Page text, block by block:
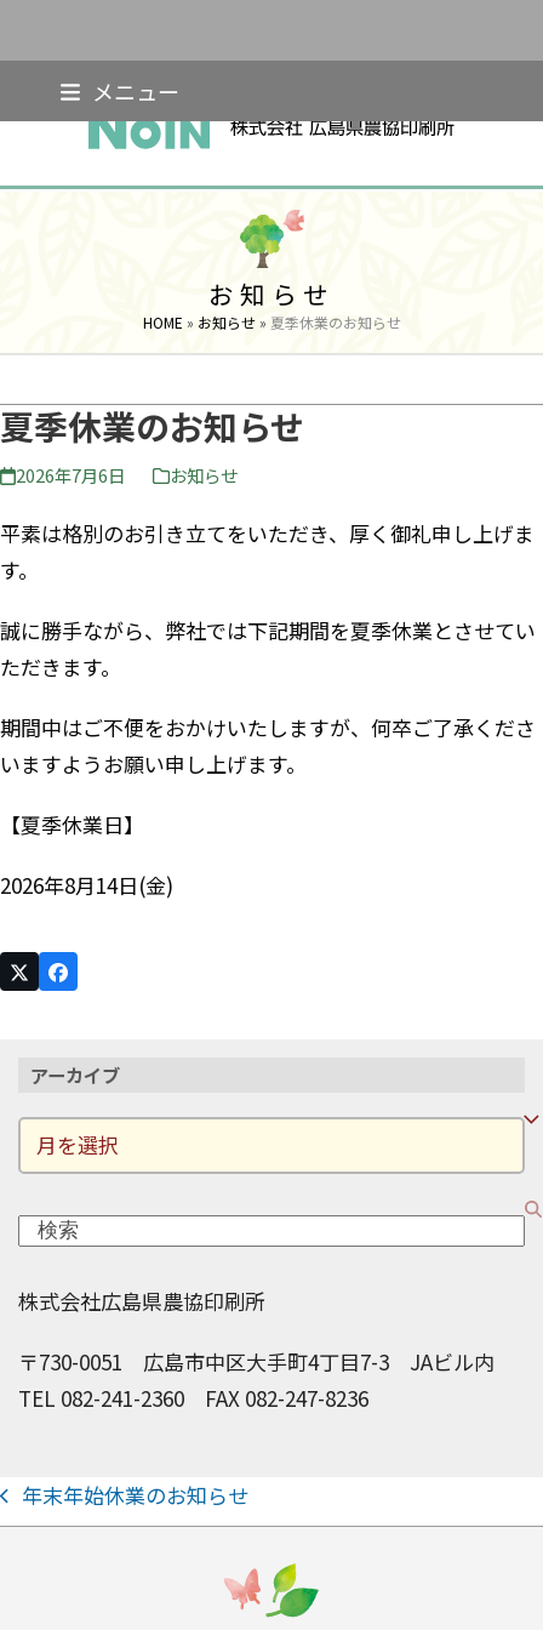
to
メニュー
お知らせ
HOME » お知らせ» 夏季休業のお知らせ
夏季休業のお知らせ
2026年7月6日 お知らせ
平素は格別のお引き立てをいただき、厚く御礼申し上げま
す。
誠に勝手ながら、弊社では下記期間を夏季休業とさせてい
ただきます。
期間中はご不便をおかけいたしますが、何卒ご了承くださ
いますようお願い申し上げます。
【夏季休業日】
2026年8月14日(金)
アーカイブ
ー
イ
検
株式会社広島県農協印刷所
〒730-0051 広島市中区大手町4丁目7-3 JAビル内
TEL 082-241-2360
FAX 082-247-8236
前
年末年始休業のお知らせ